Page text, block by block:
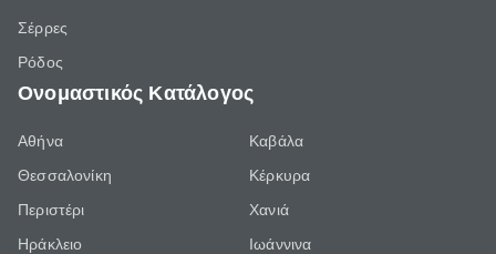
Σέρρες
Ρόδος
Ονομαστικός Κατάλογος
Αθήνα
Θεσσαλονίκη
Περιστέρι
Ηράκλειο
Καβάλα
Κέρκυρα
Χανιά
Ιωάννινα